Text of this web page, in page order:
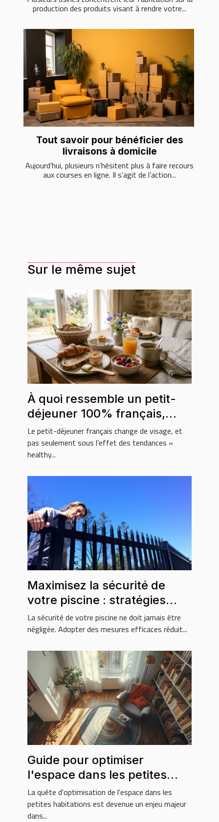
production des produits visant à rendre votre...
Tout savoir pour bénéficier des
livraisons à domicile
Aujourd’hui, plusieurs n’hésitent plus à faire recours
aux courses en ligne. Il s’agit de l’action...
Sur le même sujet
À quoi ressemble un petit-
déjeuner 100% français,
local et bio ?
Le petit-déjeuner français change de visage, et
pas seulement sous l’effet des tendances «
healthy...
Maximisez la sécurité de
votre piscine : stratégies
essentielles ?
La sécurité de votre piscine ne doit jamais être
négligée. Adopter des mesures efficaces réduit...
Guide pour optimiser
l'espace dans les petites
habitations
La quête d'optimisation de l'espace dans les
petites habitations est devenue un enjeu majeur
dans...